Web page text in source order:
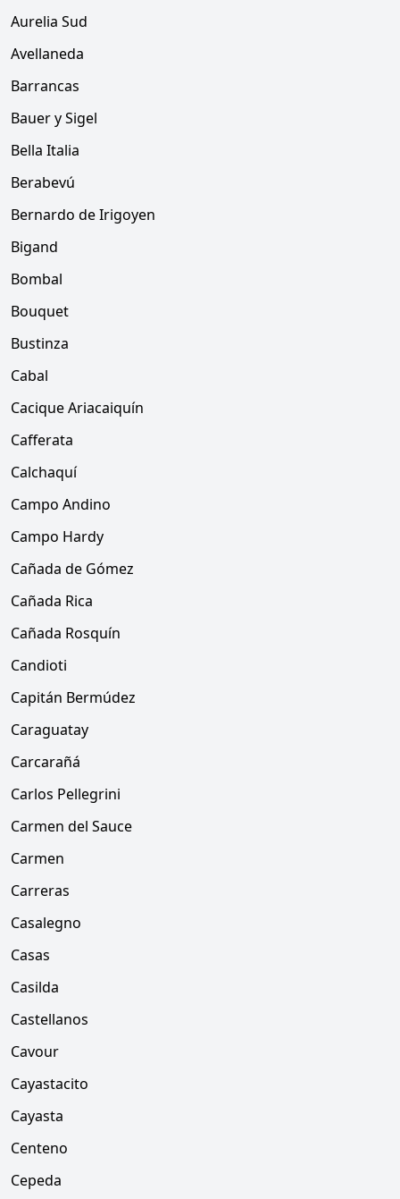
Aurelia Sud
Avellaneda
Barrancas
Bauer y Sigel
Bella Italia
Berabevú
Bernardo de Irigoyen
Bigand
Bombal
Bouquet
Bustinza
Cabal
Cacique Ariacaiquín
Cafferata
Calchaquí
Campo Andino
Campo Hardy
Cañada de Gómez
Cañada Rica
Cañada Rosquín
Candioti
Capitán Bermúdez
Caraguatay
Carcarañá
Carlos Pellegrini
Carmen del Sauce
Carmen
Carreras
Casalegno
Casas
Casilda
Castellanos
Cavour
Cayastacito
Cayasta
Centeno
Cepeda